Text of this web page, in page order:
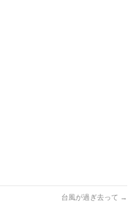
台風が過ぎ去って →